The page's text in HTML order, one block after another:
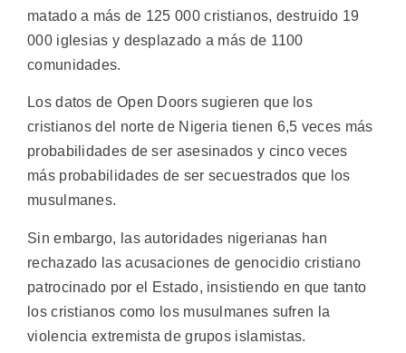
matado a más de 125 000 cristianos, destruido 19
000 iglesias y desplazado a más de 1100
comunidades.
Los datos de Open Doors sugieren que los
cristianos del norte de Nigeria tienen 6,5 veces más
probabilidades de ser asesinados y cinco veces
más probabilidades de ser secuestrados que los
musulmanes.
Sin embargo, las autoridades nigerianas han
rechazado las acusaciones de genocidio cristiano
patrocinado por el Estado, insistiendo en que tanto
los cristianos como los musulmanes sufren la
violencia extremista de grupos islamistas.